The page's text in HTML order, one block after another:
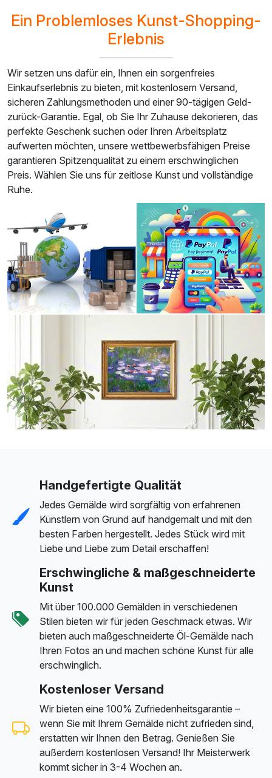
Ein Problemloses Kunst-Shopping-
Erlebnis
Wir setzen uns dafür ein, Ihnen ein sorgenfreies
Einkaufserlebnis zu bieten, mit kostenlosem Versand,
sicheren Zahlungsmethoden und einer 90-tägigen Geld-
zurück-Garantie. Egal, ob Sie Ihr Zuhause dekorieren, das
perfekte Geschenk suchen oder Ihren Arbeitsplatz
aufwerten möchten, unsere wettbewerbsfähigen Preise
garantieren Spitzenqualität zu einem erschwinglichen
Preis. Wählen Sie uns für zeitlose Kunst und vollständige
Ruhe.
Handgefertigte Qualität
Jedes Gemälde wird sorgfältig von erfahrenen
Künstlern von Grund auf handgemalt und mit den
besten Farben hergestellt. Jedes Stück wird mit
Liebe und Liebe zum Detail erschaffen!
Erschwingliche & maßgeschneiderte
Kunst
Mit über 100.000 Gemälden in verschiedenen
Stilen bieten wir für jeden Geschmack etwas. Wir
bieten auch maßgeschneiderte Öl-Gemälde nach
Ihren Fotos an und machen schöne Kunst für alle
erschwinglich.
Kostenloser Versand
Wir bieten eine 100% Zufriedenheitsgarantie –
wenn Sie mit Ihrem Gemälde nicht zufrieden sind,
erstatten wir Ihnen den Betrag. Genießen Sie
außerdem kostenlosen Versand! Ihr Meisterwerk
kommt sicher in 3-4 Wochen an.